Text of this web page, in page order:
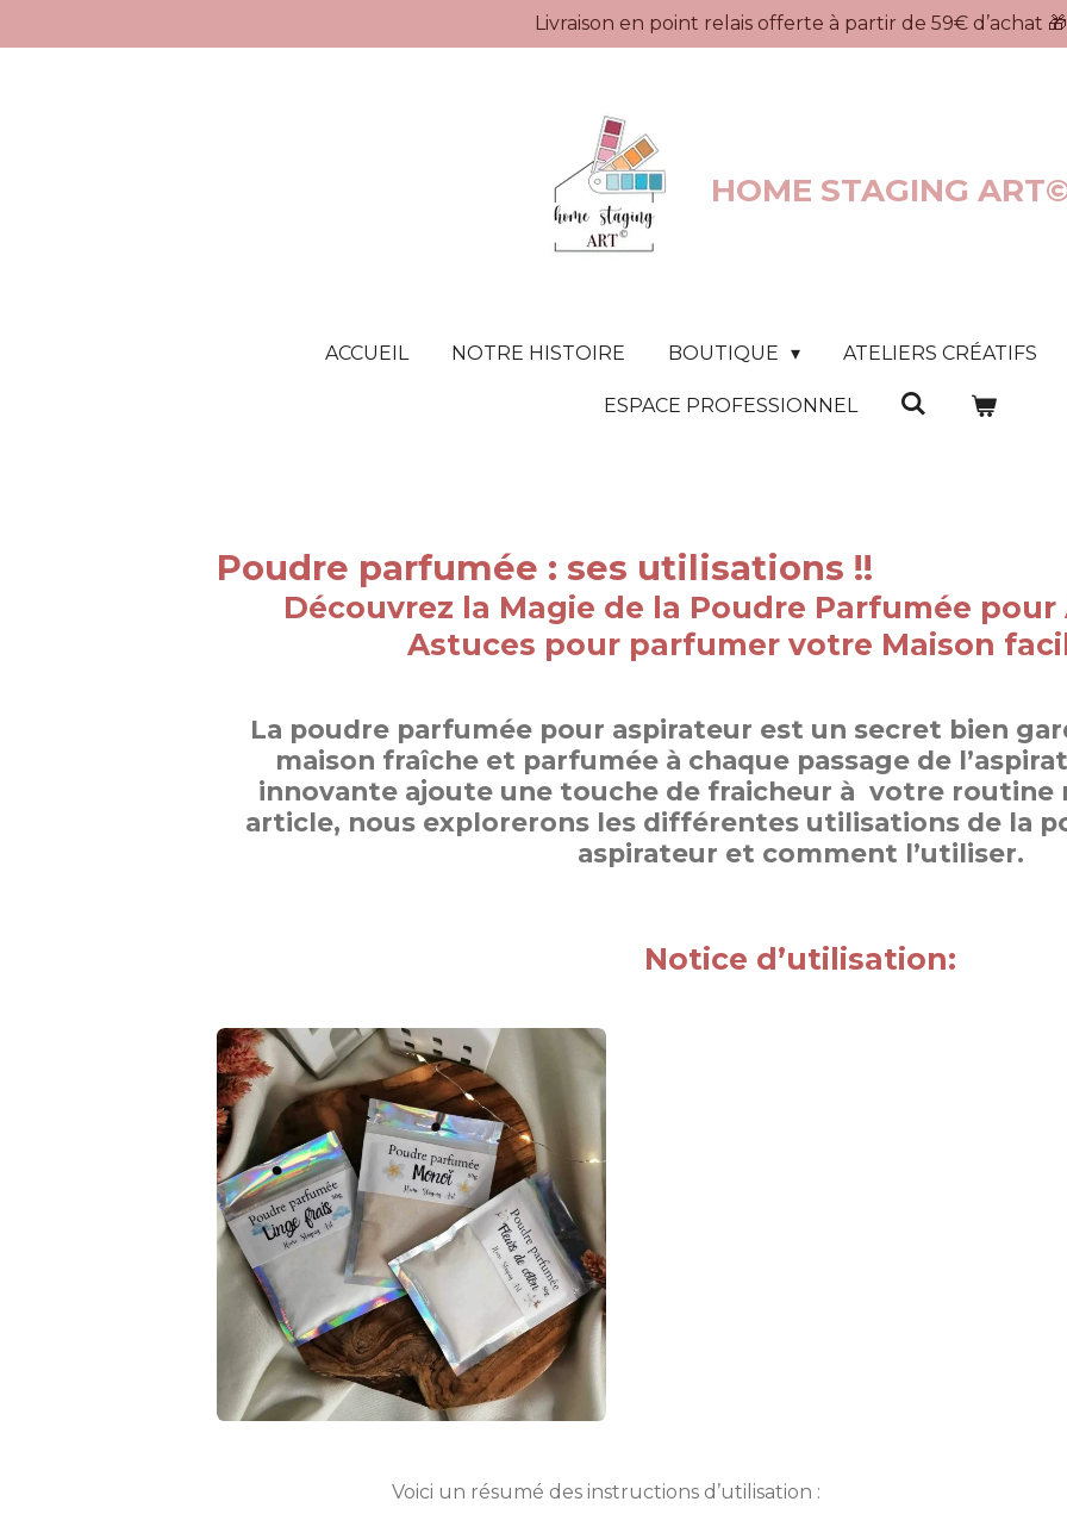
au
Livraison en point relais offerte à partir de 59€ d’achat 🎁
HOME STAGING
ACCUEIL NOTRE HISTOIRE BOUTIQUE ATELIERS CRÉATIFS
ESPACE PROFESSIONNEL
Poudre parfumée : ses utilisations !!
Découvrez la Magie de la Poudre Parfumée pour
Astuces pour parfumer votre Maison
La poudre parfumée pour aspirateur est un secret bien
maison fraîche et parfumée à chaque passage de
innovante ajoute une touche de fraicheur à votre routine
article, nous explorerons les différentes utilisations de la
aspirateur et comment l’utiliser.
Notice d’utilisation:
Voici un résumé des instructions d’utilisation :